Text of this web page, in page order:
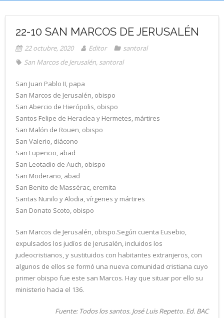
22-10 SAN MARCOS DE JERUSALÉN
22 octubre, 2020 Editor
santoral
San Marcos de Jerusalén, santoral
San Juan Pablo II, papa
San Marcos de Jerusalén, obispo
San Abercio de Hierópolis, obispo
Santos Felipe de Heraclea y Hermetes, mártires
San Malón de Rouen, obispo
San Valerio, diácono
San Lupencio, abad
San Leotadio de Auch, obispo
San Moderano, abad
San Benito de Massérac, eremita
Santas Nunilo y Alodia, vírgenes y mártires
San Donato Scoto, obispo
San Marcos de Jerusalén, obispo.Según cuenta Eusebio,
expulsados los judíos de Jerusalén, incluidos los
judeocristianos, y sustituidos con habitantes extranjeros, con
algunos de ellos se formó una nueva comunidad cristiana cuyo
primer obispo fue este san Marcos. Hay que situar por ello su
ministerio hacia el 136.
Fuente: Todos los santos. José Luis Repetto. Ed. BAC